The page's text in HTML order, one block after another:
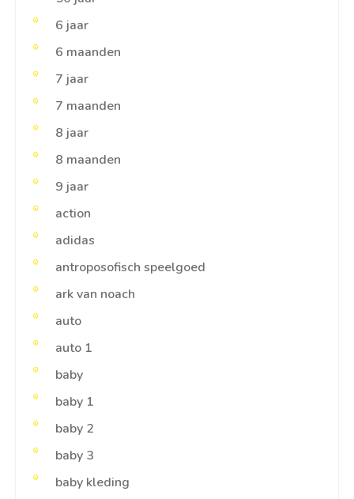
6 jaar
6 maanden
7 jaar
7 maanden
8 jaar
8 maanden
9 jaar
action
adidas
antroposofisch speelgoed
ark van noach
auto
auto 1
baby
baby 1
baby 2
baby 3
baby kleding